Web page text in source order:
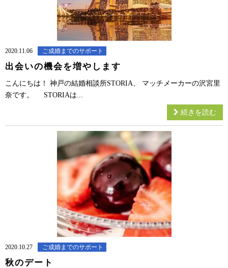
2020.11.06 ご成婚までのサポート
出会いの機会を増やします
こんにちは！ 神戸の結婚相談所STORIA、 マッチメーカーの沢宮里
奈です。 STORIAは...
続きを読む
2020.10.27 ご成婚までのサポート
秋のデート